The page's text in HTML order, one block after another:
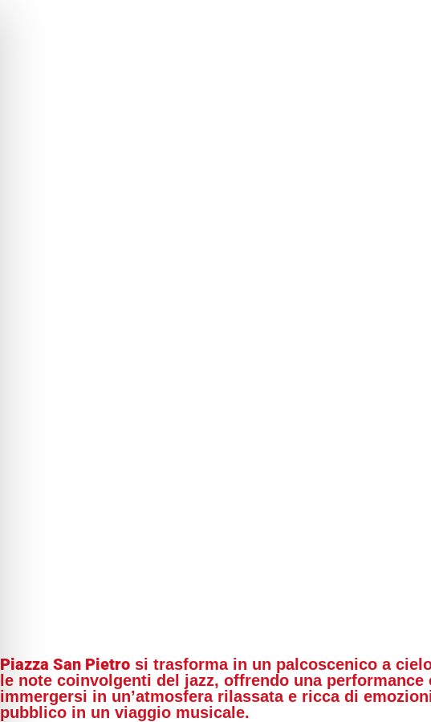
Piazza San Pietro si trasforma in un palcoscenico a
le note coinvolgenti del jazz, offrendo una
immergersi in un’atmosfera rilassata e ricca di
pubblico in un viaggio musicale.